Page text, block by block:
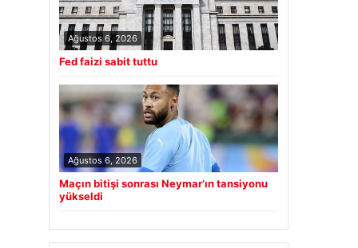
Ağustos 6, 2026
Fed faizi sabit tuttu
Ağustos 6, 2026
Maçın bitişi sonrası Neymar’ın tansiyonu
yükseldi